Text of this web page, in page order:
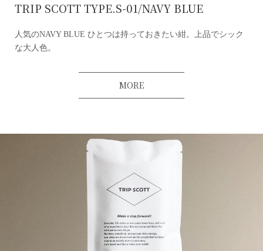
TRIP SCOTT TYPE.S-01/NAVY BLUE
人気のNAVY BLUE ひとつは持っておきたい紺。上品でシック
な大人色。
MORE